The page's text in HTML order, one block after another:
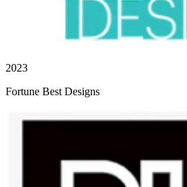
2023
Fortune Best Designs